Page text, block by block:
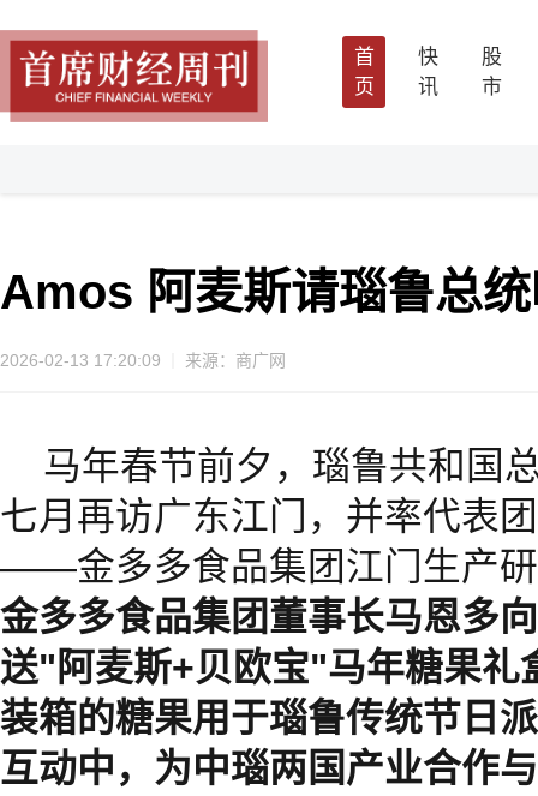
首
页
快
讯
股
市
Amos 阿麦斯请瑙鲁总
2026-02-13 17:20:09 来源：商广网
马年春节前夕，瑙鲁共和国
七月再访广东江门，并率代表
——金多多食品集团江门生产
金多多食品集团董事长马恩多
送"阿麦斯+贝欧宝"马年糖果礼
装箱的糖果用于瑙鲁传统节日
互动中，为中瑙两国产业合作